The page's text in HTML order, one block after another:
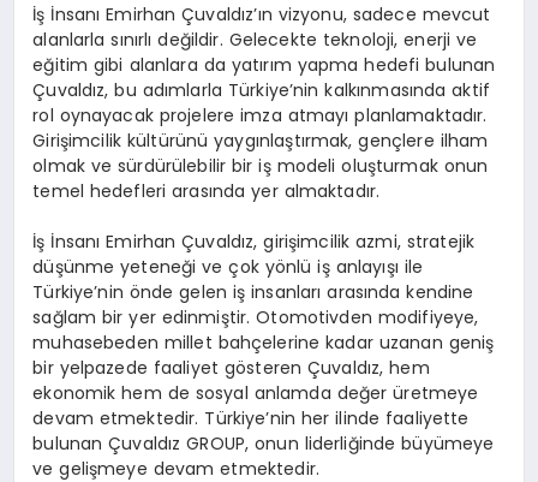
İş İnsanı Emirhan Çuvaldız’ın vizyonu, sadece mevcut
alanlarla sınırlı değildir. Gelecekte teknoloji, enerji ve
eğitim gibi alanlara da yatırım yapma hedefi bulunan
Çuvaldız, bu adımlarla Türkiye’nin kalkınmasında aktif
rol oynayacak projelere imza atmayı planlamaktadır.
Girişimcilik kültürünü yaygınlaştırmak, gençlere ilham
olmak ve sürdürülebilir bir iş modeli oluşturmak onun
temel hedefleri arasında yer almaktadır.
İş İnsanı Emirhan Çuvaldız, girişimcilik azmi, stratejik
düşünme yeteneği ve çok yönlü iş anlayışı ile
Türkiye’nin önde gelen iş insanları arasında kendine
sağlam bir yer edinmiştir. Otomotivden modifiyeye,
muhasebeden millet bahçelerine kadar uzanan geniş
bir yelpazede faaliyet gösteren Çuvaldız, hem
ekonomik hem de sosyal anlamda değer üretmeye
devam etmektedir. Türkiye’nin her ilinde faaliyette
bulunan Çuvaldız GROUP, onun liderliğinde büyümeye
ve gelişmeye devam etmektedir.